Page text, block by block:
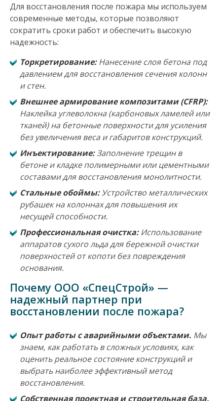
Для восстановления после пожара мы используем
современные методы, которые позволяют
сократить сроки работ и обеспечить высокую
надежность:
Торкретирование:Нанесение слоя бетона под
давлением для восстановления сечения колонн
и стен.
Внешнее армирование композитами (CFRP):
Наклейка углеволокна (карбоновых ламелей или
тканей) на бетонные поверхности для усиления
без увеличения веса и габаритов конструкций.
Инъектирование:Заполнение трещин в
бетоне и кладке полимерными или цементными
составами для восстановления монолитности.
Стальные обоймы:Устройство металлических
рубашек на колоннах для повышения их
несущей способности.
Профессиональная очистка:Использование
аппаратов сухого льда для бережной очистки
поверхностей от копоти без повреждения
основания.
Почему ООО «СпецСтрой» —
надежный партнер при
восстановлении после пожара?
Опыт работы с аварийными объектами. Мы
знаем, как работать в сложных условиях, как
оценить реальное состояние конструкций и
выбрать наиболее эффективный метод
восстановления.
Собственная проектная и строительная база.